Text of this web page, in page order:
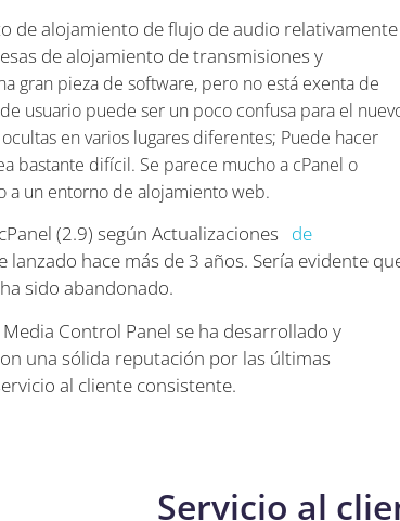
de alojamiento de flujo de audio relativamente
de alojamiento de transmisiones y
gran pieza de software, pero no está exenta de
usuario puede ser un poco confusa para el
en varios lugares diferentes; Puede hacer
bastante difícil. Se parece mucho a cPanel o
a un entorno de alojamiento web.
(2.9) según Actualizaciones de
lanzado hace más de 3 años. Sería evidente
sido abandonado.
Control Panel se ha desarrollado y
una sólida reputación por las últimas
al cliente consistente.
Servicio al